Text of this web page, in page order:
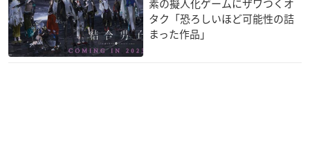
素の擬人化ゲームにザワつくオ
タク「恐ろしいほど可能性の詰
まった作品」